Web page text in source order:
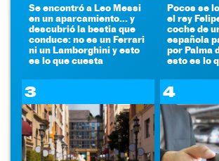
Se encontró a Leo Messi
en un aparcamiento... y
descubrió la bestia que
conduce: no es un Ferrari
ni un Lamborghini y esto
es lo que cuesta
Pocos se
el rey
coche de
española
por Palma
esto es lo
3 4